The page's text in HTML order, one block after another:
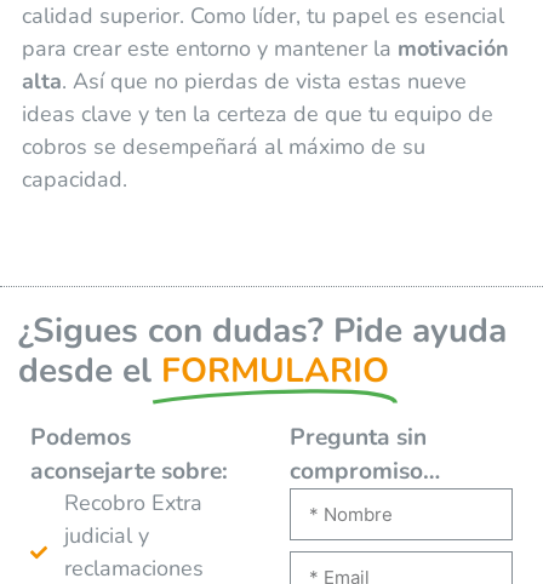
calidad superior. Como líder, tu papel es esencial
para crear este entorno y mantener la motivación
alta. Así que no pierdas de vista estas nueve
ideas clave y ten la certeza de que tu equipo de
cobros se desempeñará al máximo de su
capacidad.
¿Sigues con dudas? Pide ayuda
desde el FORMULARIO
Podemos
aconsejarte sobre:
Recobro Extra
judicial y
reclamaciones
Pregunta sin
compromiso…